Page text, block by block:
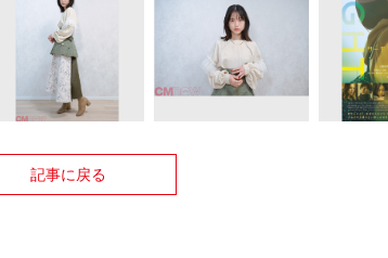
記事に戻る